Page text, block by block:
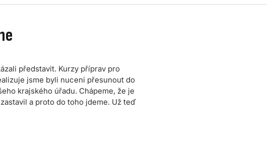
představit. Kurzy příprav pro
jsme byli nuceni přesunout do
krajského úřadu. Chápeme, že je
a proto do toho jdeme. Už teď